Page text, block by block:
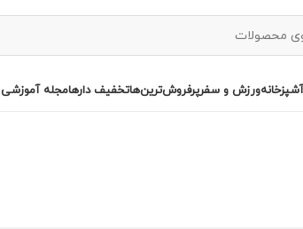
ورزش و سفرپرفروش‌ترین‌هاتخفیف دارهامجله آموزشی